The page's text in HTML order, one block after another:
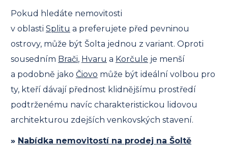
Pokud hledáte nemovitosti
v oblasti Splitu a preferujete před pevninou
ostrovy, může být Šolta jednou z variant. Oproti
sousedním Brači, Hvaru a Korčule je menší
a podobně jako Čiovo může být ideální volbou pro
ty, kteří dávají přednost klidnějšímu prostředí
podtrženému navíc charakteristickou lidovou
architekturou zdejších venkovských stavení.
» Nabídka nemovitostí na prodej na Šoltě